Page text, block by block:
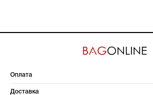
Оплата
Доставка